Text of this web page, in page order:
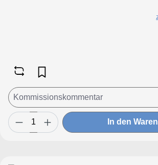
In den